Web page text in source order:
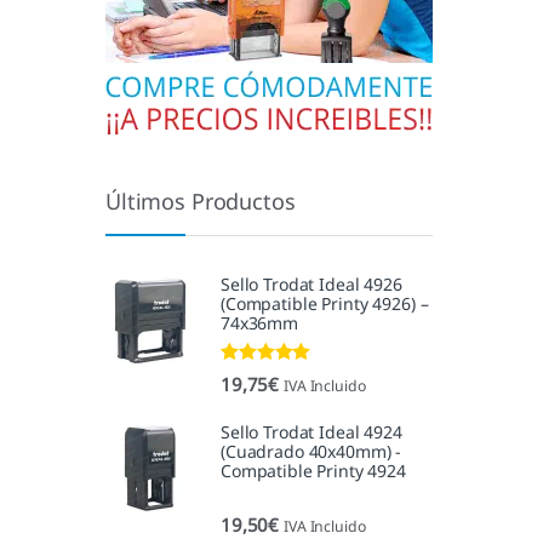
Últimos Productos
Sello Trodat Ideal 4926
(Compatible Printy 4926) –
74x36mm
Valorado con
5.00de 5
19,75€ IVA Incluido
Sello Trodat Ideal 4924
(Cuadrado 40x40mm) -
Compatible Printy 4924
19,50€ IVA Incluido